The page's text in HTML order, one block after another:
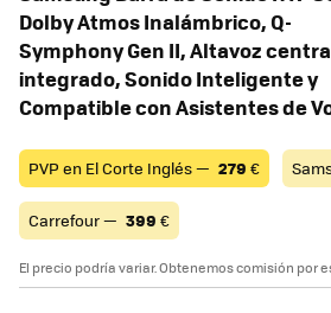
Dolby Atmos Inalámbrico, Q-
Symphony Gen II, Altavoz
integrado, Sonido Inteligente y
Compatible con Asistentes de
PVP en El Corte Inglés — 279 €
Carrefour — 399 €
El precio podría variar. Obtenemos comisión por